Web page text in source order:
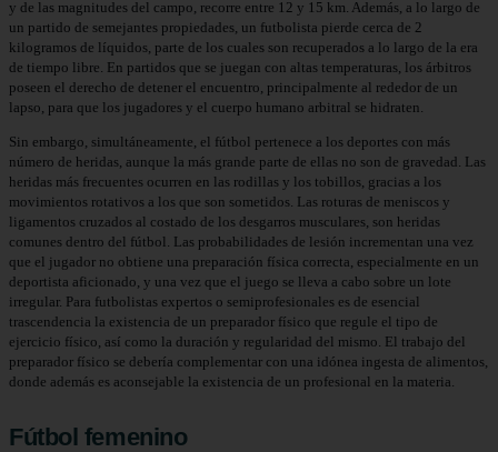
y de las magnitudes del campo, recorre entre 12 y 15 km.​​​ Además, a lo largo de
un partido de semejantes propiedades, un futbolista pierde cerca de 2
kilogramos de líquidos, parte de los cuales son recuperados a lo largo de la era
de tiempo libre.​ En partidos que se juegan con altas temperaturas, los árbitros
poseen el derecho de detener el encuentro, principalmente al rededor de un
lapso, para que los jugadores y el cuerpo humano arbitral se hidraten.​
Sin embargo, simultáneamente, el fútbol pertenece a los deportes con más
número de heridas,​ aunque la más grande parte de ellas no son de gravedad. Las
heridas más frecuentes ocurren en las rodillas y los tobillos, gracias a los
movimientos rotativos a los que son sometidos. Las roturas de meniscos y
ligamentos cruzados al costado de los desgarros musculares, son heridas
comunes dentro del fútbol. Las probabilidades de lesión incrementan una vez
que el jugador no obtiene una preparación física correcta, especialmente en un
deportista aficionado, y una vez que el juego se lleva a cabo sobre un lote
irregular. Para futbolistas expertos o semiprofesionales es de esencial
trascendencia la existencia de un preparador físico que regule el tipo de
ejercicio físico, así como la duración y regularidad del mismo. El trabajo del
preparador físico se debería complementar con una idónea ingesta de alimentos,
donde además es aconsejable la existencia de un profesional en la materia.
Fútbol femenino